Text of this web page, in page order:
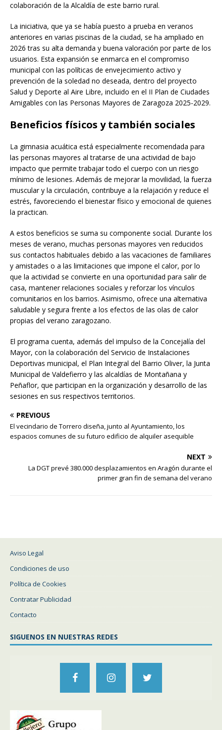
colaboración de la Alcaldía de este barrio rural.
La iniciativa, que ya se había puesto a prueba en veranos
anteriores en varias piscinas de la ciudad, se ha ampliado en
2026 tras su alta demanda y buena valoración por parte de los
usuarios. Esta expansión se enmarca en el compromiso
municipal con las políticas de envejecimiento activo y
prevención de la soledad no deseada, dentro del proyecto
Salud y Deporte al Aire Libre, incluido en el II Plan de Ciudades
Amigables con las Personas Mayores de Zaragoza 2025-2029.
Beneficios físicos y también sociales
La gimnasia acuática está especialmente recomendada para
las personas mayores al tratarse de una actividad de bajo
impacto que permite trabajar todo el cuerpo con un riesgo
mínimo de lesiones. Además de mejorar la movilidad, la fuerza
muscular y la circulación, contribuye a la relajación y reduce el
estrés, favoreciendo el bienestar físico y emocional de quienes
la practican.
A estos beneficios se suma su componente social. Durante los
meses de verano, muchas personas mayores ven reducidos
sus contactos habituales debido a las vacaciones de familiares
y amistades o a las limitaciones que impone el calor, por lo
que la actividad se convierte en una oportunidad para salir de
casa, mantener relaciones sociales y reforzar los vínculos
comunitarios en los barrios. Asimismo, ofrece una alternativa
saludable y segura frente a los efectos de las olas de calor
propias del verano zaragozano.
El programa cuenta, además del impulso de la Concejalía del
Mayor, con la colaboración del Servicio de Instalaciones
Deportivas municipal, el Plan Integral del Barrio Oliver, la Junta
Municipal de Valdefierro y las alcaldías de Montañana y
Peñaflor, que participan en la organización y desarrollo de las
sesiones en sus respectivos territorios.
PREVIOUS
El vecindario de Torrero diseña, junto al Ayuntamiento, los
espacios comunes de su futuro edificio de alquiler asequible
NEXT
La DGT prevé 380.000 desplazamientos en Aragón durante el
primer gran fin de semana del verano
Aviso Legal
Condiciones de uso
Política de Cookies
Contratar Publicidad
Contacto
SIGUENOS EN NUESTRAS REDES